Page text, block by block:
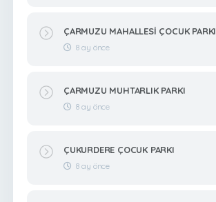
ÇARMUZU MAHALLESİ ÇOCUK PARKI
8 ay önce
ÇARMUZU MUHTARLIK PARKI
8 ay önce
ÇUKURDERE ÇOCUK PARKI
8 ay önce